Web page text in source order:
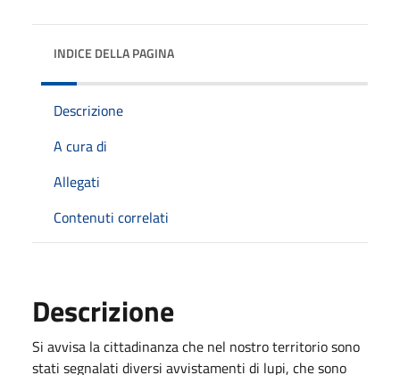
INDICE DELLA PAGINA
Descrizione
A cura di
Allegati
Contenuti correlati
Descrizione
Si avvisa la cittadinanza che nel nostro territorio sono
stati segnalati diversi avvistamenti di lupi, che sono